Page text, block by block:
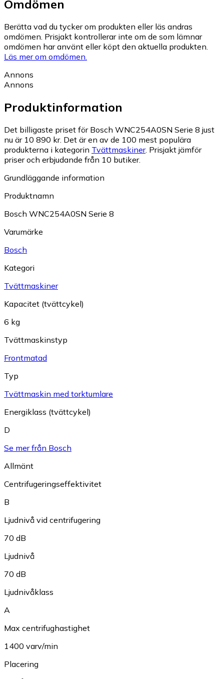
Omdömen
Berätta vad du tycker om produkten eller läs andras
omdömen. Prisjakt kontrollerar inte om de som lämnar
omdömen har använt eller köpt den aktuella produkten.
Läs mer om omdömen.
Annons
Annons
Produktinformation
Det billigaste priset för Bosch WNC254A0SN Serie 8 just
nu är 10 890 kr. Det är en av de 100 mest populära
produkterna i kategorin Tvättmaskiner. Prisjakt jämför
priser och erbjudande från 10 butiker.
Grundläggande information
Produktnamn
Bosch WNC254A0SN Serie 8
Varumärke
Bosch
Kategori
Tvättmaskiner
Kapacitet (tvättcykel)
6 kg
Tvättmaskinstyp
Frontmatad
Typ
Tvättmaskin med torktumlare
Energiklass (tvättcykel)
D
Se mer från Bosch
Allmänt
Centrifugeringseffektivitet
B
Ljudnivå vid centrifugering
70 dB
Ljudnivå
70 dB
Ljudnivåklass
A
Max centrifughastighet
1400 varv/min
Placering